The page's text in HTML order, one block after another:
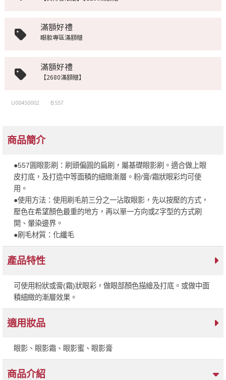
滿額好禮
眼妝專區滿額贈
滿額好禮
【2680滿額贈】
U00450002 B557
商品簡介
●557圓眼影刷：刷頭偏圓的扁刷，屬基礎眼影刷。適合做上眼
皮打底，及打造中等面積的細緻漸層。粉/膏/霜狀眼彩均可使
用。
●使用方法：使用刷毛前三分之一沾取眼影，先以按壓的方式，
壓色在希望顏色最重的地方，再以單一方向或Z字型的方式刷
開、暈染邊界。
●刷毛材質：化纖毛
產品特性
可使用粉狀或膏(霜)狀眼彩，做眼部顏色描繪及打底。或做中面
積細緻的漸層效果。
適用妝品
眼影、眼影霜、眼影蜜、眼影膏
商品介紹